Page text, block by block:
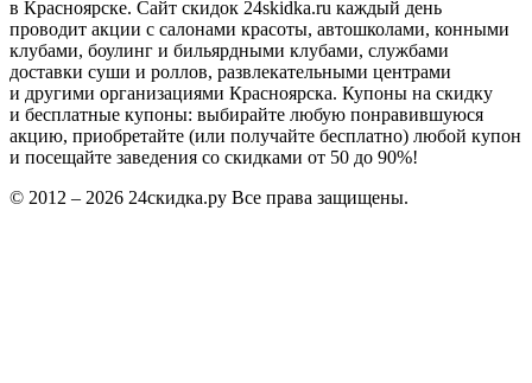
Информация
Как это работает?
Вопросы и ответы
Для Вашего бизнеса
Прошедшие акции
Политика конфиденциальности